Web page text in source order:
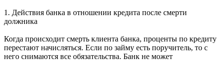
1. Действия банка в отношении кредита после смерти
должника
Когда происходит смерть клиента банка, проценты по кредиту
перестают начисляться. Если по займу есть поручитель, то с
него снимаются все обязательства. Банк не может